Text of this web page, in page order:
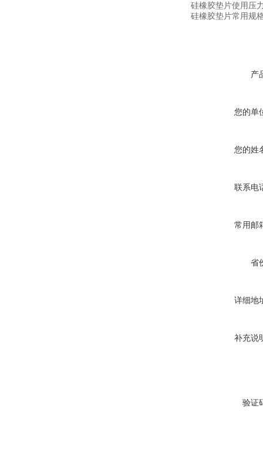
硅橡胶垫片使用压
硅橡胶垫片常用规
产
您的单
您的姓
联系电
常用邮
省
详细地
补充说
验证